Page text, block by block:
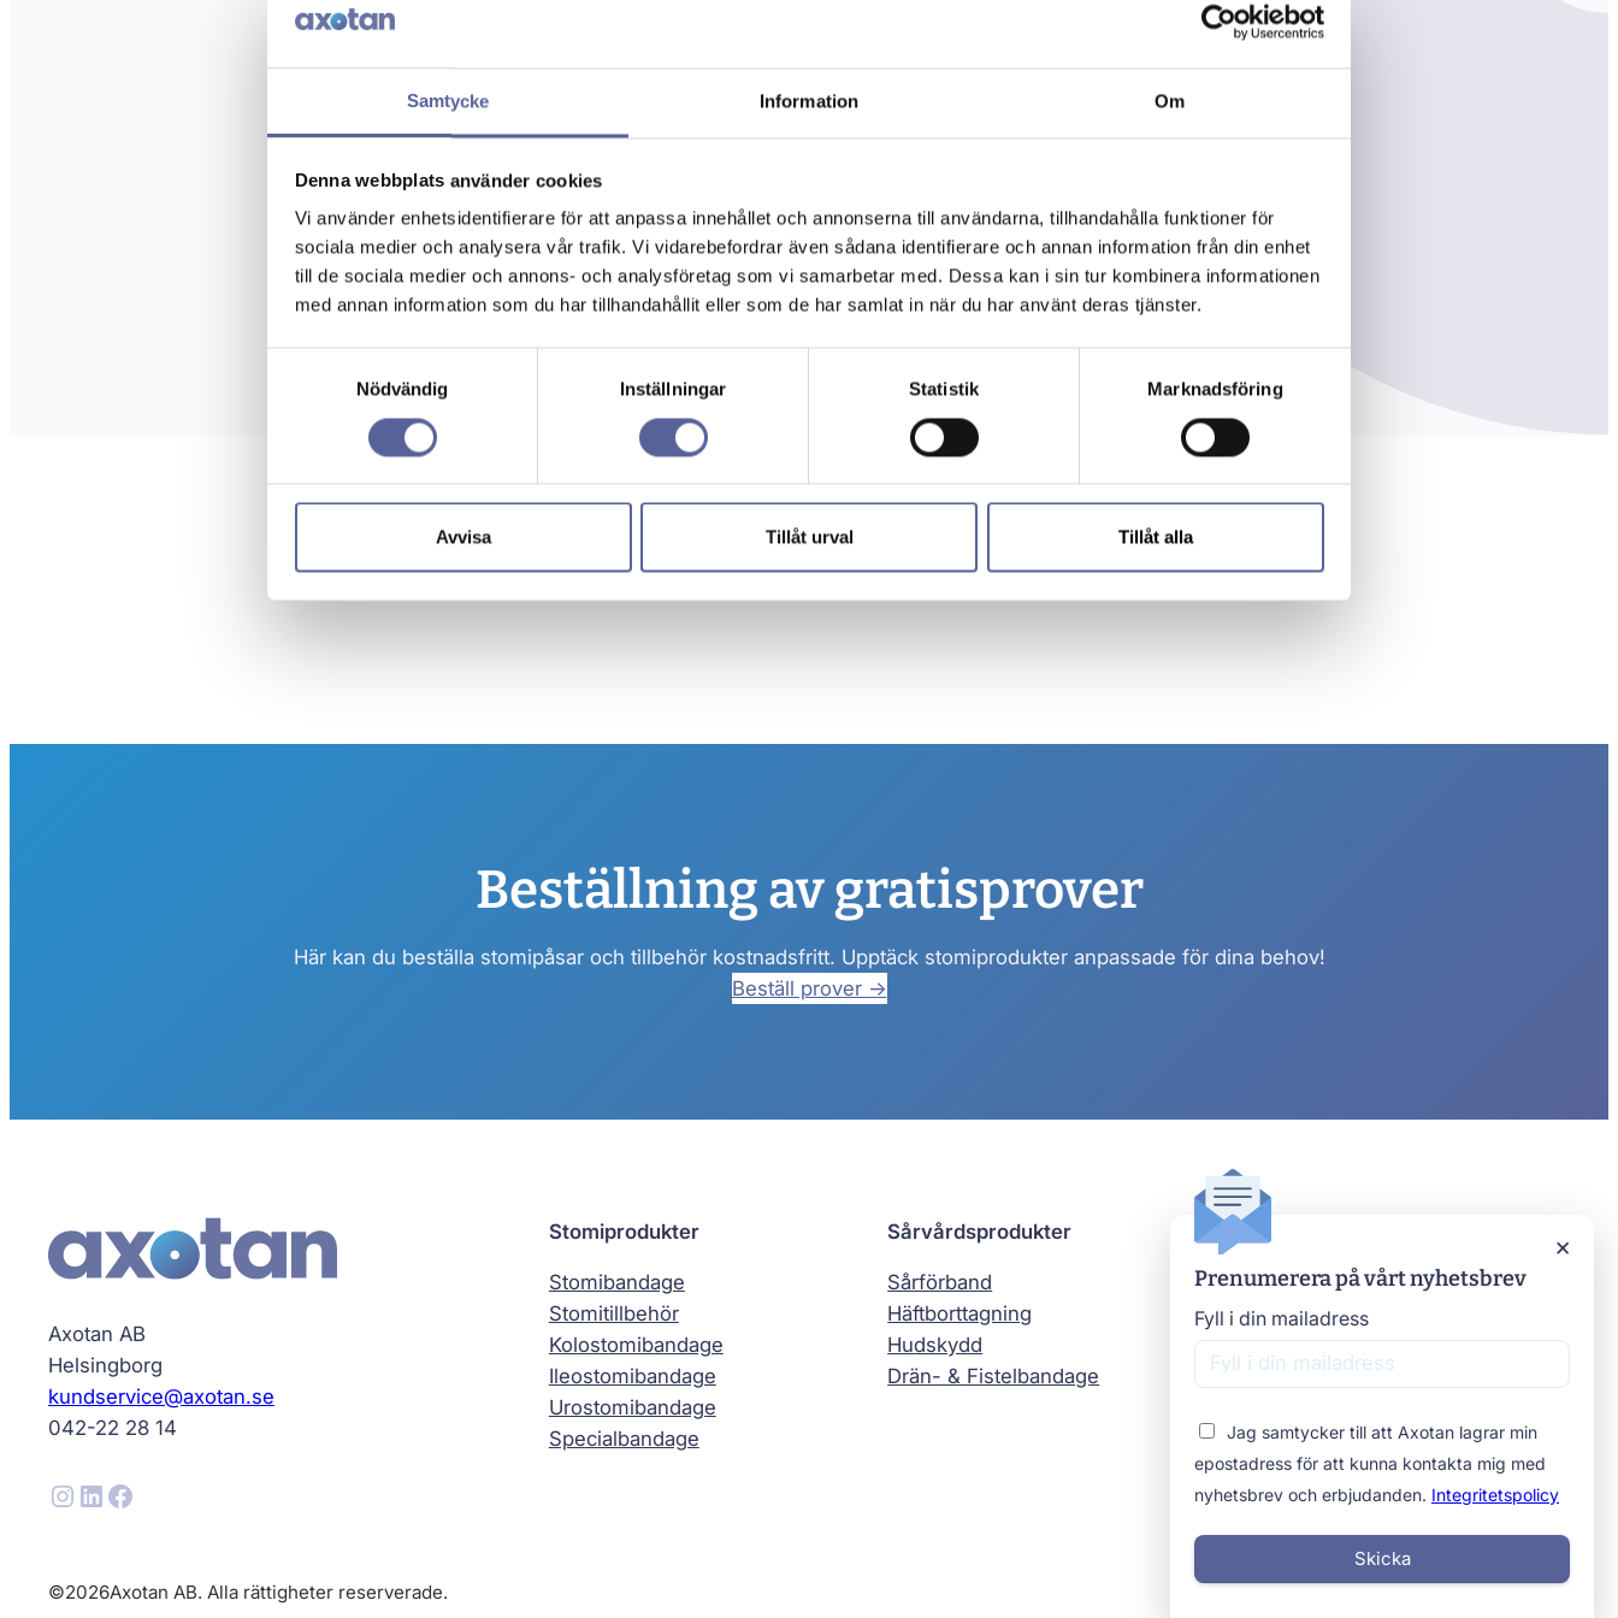
Samtycke Information Om
Denna webbplats använder cookies
Vi använder enhetsidentifierare för att anpassa innehållet och annonserna till användarna, tillhandahålla funktioner för
sociala medier och analysera vår trafik. Vi vidarebefordrar även sådana identifierare och annan information från din enhet
till de sociala medier och annons- och analysföretag som vi samarbetar med. Dessa kan i sin tur kombinera informationen
med annan information som du har tillhandahållit eller som de har samlat in när du har använt deras tjänster.
Nödvändig
Inställningar Statistik Marknadsföring
Avvisa Tillåt urval Tillåt alla
Beställning av gratisprover
Här kan du beställa stomipåsar och tillbehör kostnadsfritt. Upptäck stomiprodukter anpassade för dina behov!
Beställ prover →
Axotan AB
Helsingborg
kundservice@axotan.se
042-22 28 14
Instagram LinkedIn Facebook
Stomiprodukter
Stomibandage
Stomitillbehör
Kolostomibandage
Ileostomibandage
Urostomibandage
Specialbandage
Sårvårdsprodukter
Sårförband
Häftborttagning
Hudskydd
Drän- & Fistelbandage
Axotan
Kontakta oss
Om oss
Stomimottagningar
Beställ prover
©2026Axotan AB. Alla rättigheter reserverade. IntegritetspolicyCookies
×
Prenumerera på vårt nyhetsbrev
Fyll i din mailadress
Jag samtycker till att Axotan lagrar min
epostadress för att kunna kontakta mig med
nyhetsbrev och erbjudanden. Integritetspolicy
Skicka